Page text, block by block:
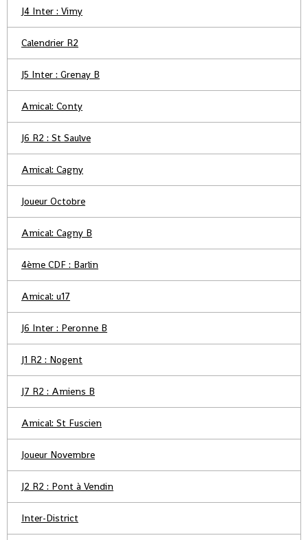
J4 Inter : Vimy
Calendrier R2
J5 Inter : Grenay B
Amical: Conty
J6 R2 : St Saulve
Amical: Cagny
Joueur Octobre
Amical: Cagny B
4ème CDF : Barlin
Amical: u17
J6 Inter : Peronne B
J1 R2 : Nogent
J7 R2 : Amiens B
Amical: St Fuscien
Joueur Novembre
J2 R2 : Pont à Vendin
Inter-District